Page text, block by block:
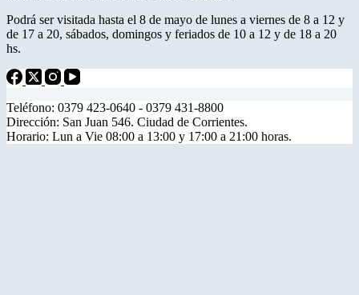
Podrá ser visitada hasta el 8 de mayo de lunes a viernes de 8 a 12 y
de 17 a 20, sábados, domingos y feriados de 10 a 12 y de 18 a 20
hs.
Teléfono: 0379 423-0640 - 0379 431-8800
Dirección: San Juan 546. Ciudad de Corrientes.
Horario: Lun a Vie 08:00 a 13:00 y 17:00 a 21:00 horas.